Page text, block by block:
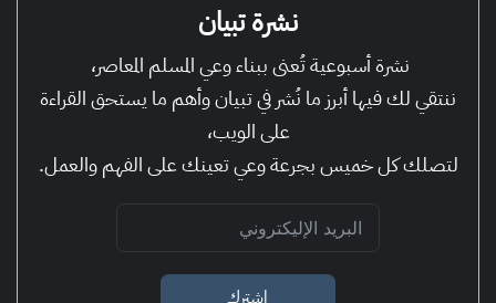
نشرة تبيان
نشرة أسبوعية تُعنى ببناء وعي المسلم المعاصر،
ننتقي لك فيها أبرز ما نُشر في تبيان وأهم ما يستحق القراءة
على الويب،
لتصلك كل خميس بجرعة وعي تعينك على الفهم والعمل.
اشترك